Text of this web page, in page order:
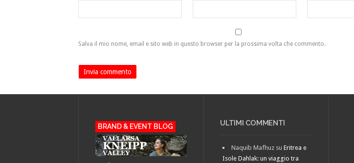
Salva il mio nome, email e sito web in questo browser per la prossima volta che commento.
BRAND & EVENT BLOG ULTIMI COMMENTI
Naquib Mafhuz suEritrea e
Isole Dahlak: un viaggio tra